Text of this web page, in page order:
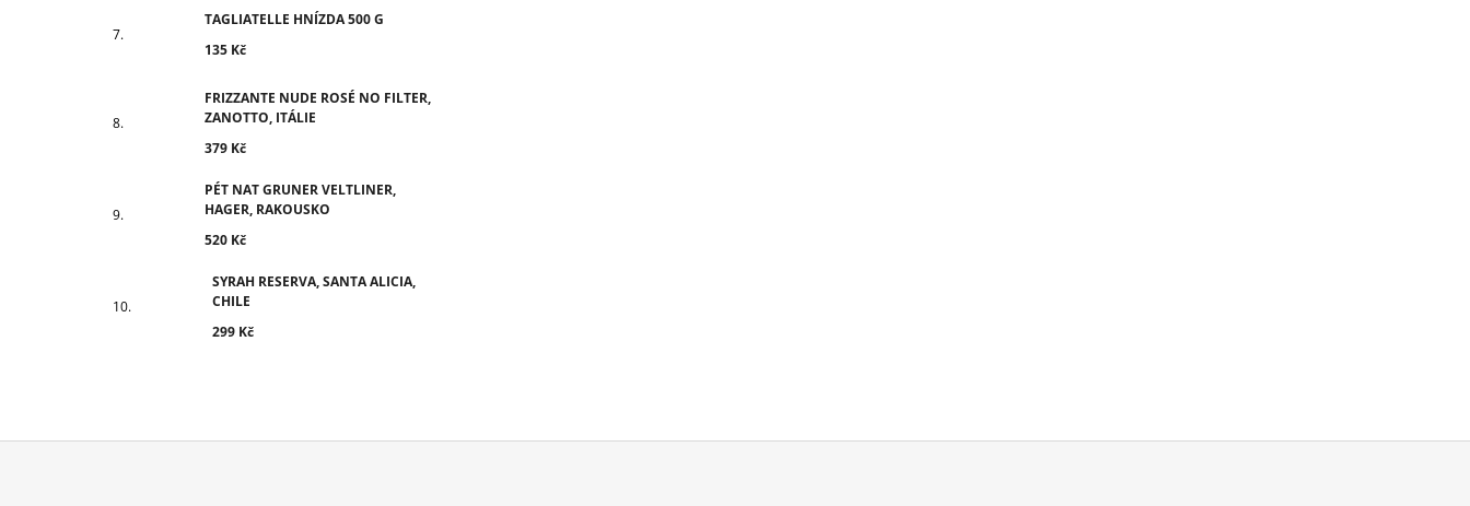
TAGLIATELLE HNÍZDA 500 G
135 Kč
FRIZZANTE NUDE ROSÉ NO FILTER,
ZANOTTO, ITÁLIE
379 Kč
PÉT NAT GRUNER VELTLINER,
HAGER, RAKOUSKO
520 Kč
SYRAH RESERVA, SANTA ALICIA,
CHILE
299 Kč